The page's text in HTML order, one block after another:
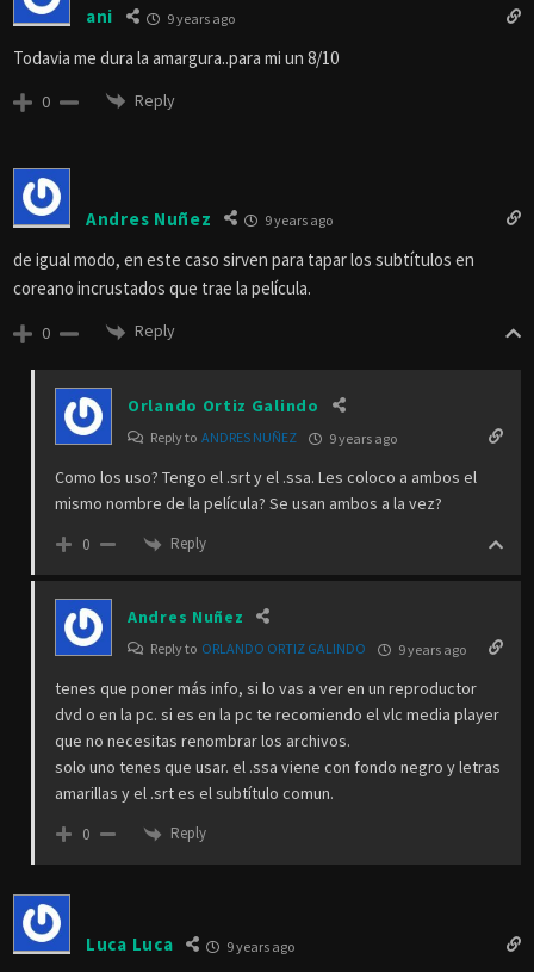
ani 9 years ago
Todavia me dura la amargura..para mi un 8/10
0 Reply
Andres Nuñez 9 years ago
de igual modo, en este caso sirven para tapar los subtítulos en
coreano incrustados que trae la película.
0 Reply
Orlando Ortiz Galindo
Reply to ANDRES NUÑEZ 9 years ago
Como los uso? Tengo el .srt y el .ssa. Les coloco a ambos el
mismo nombre de la película? Se usan ambos a la vez?
0 Reply
Andres Nuñez
Reply to ORLANDO ORTIZ GALINDO 9 years ago
tenes que poner más info, si lo vas a ver en un reproductor
dvd o en la pc. si es en la pc te recomiendo el vlc media player
que no necesitas renombrar los archivos.
solo uno tenes que usar. el .ssa viene con fondo negro y letras
amarillas y el .srt es el subtítulo comun.
0 Reply
Luca Luca 9 years ago